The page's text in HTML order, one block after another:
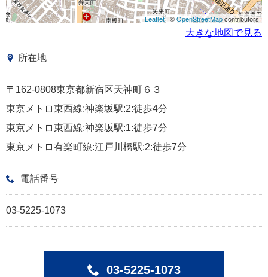
Leaflet| ©OpenStreetMapcontributors
大きな地図で見る
所在地
〒162-0808東京都新宿区天神町６３
東京メトロ東西線:神楽坂駅:2:徒歩4分
東京メトロ東西線:神楽坂駅:1:徒歩7分
東京メトロ有楽町線:江戸川橋駅:2:徒歩7分
電話番号
03-5225-1073
03-5225-1073